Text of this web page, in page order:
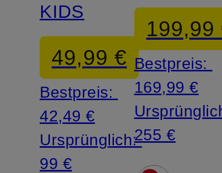
KIDS
49,99 €
Bestpreis:
42,49 €
Ursprünglich:
99 €
199,99
Bestpreis:
169,99 €
255 €